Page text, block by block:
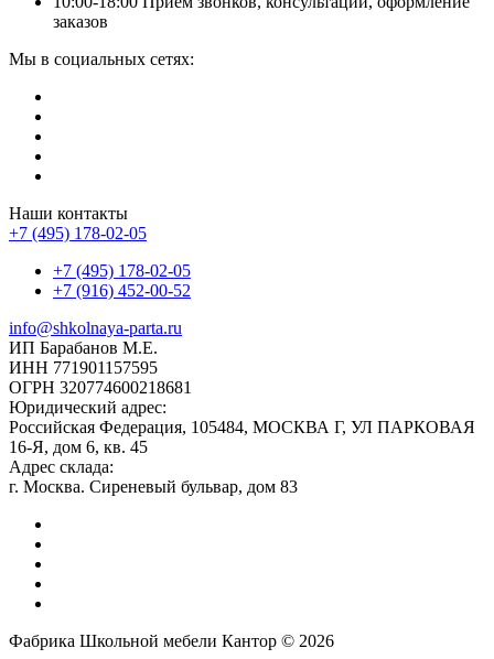
заказов
Мы в социальных сетях:
Наши контакты
+7 (495) 178-02-05
+7 (495) 178-02-05
+7 (916) 452-00-52
info@shkolnaya-parta.ru
ИП Барабанов М.Е.
ИНН 771901157595
ОГРН 320774600218681
Юридический адрес:
Российская Федерация, 105484, МОСКВА Г, УЛ ПАРКОВАЯ
16-Я, дом 6, кв. 45
Адрес склада:
г. Москва. Сиреневый бульвар, дом 83
Фабрика Школьной мебели Кантор © 2026